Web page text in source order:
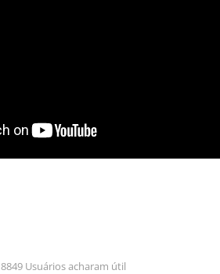
8849 Usuários acharam útil